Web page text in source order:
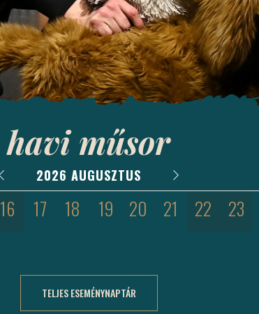
havi műsor
2026 AUGUSZTUS
16 17 18 19 20 21 22 23
TELJES ESEMÉNYNAPTÁR